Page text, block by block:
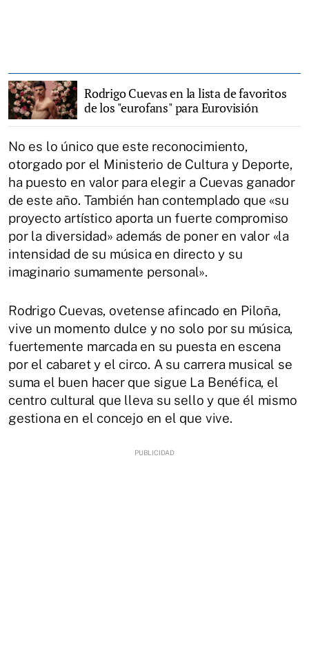
Rodrigo Cuevas en la lista de favoritos
de los "eurofans" para Eurovisión
No es lo único que este reconocimiento,
otorgado por el Ministerio de Cultura y Deporte,
ha puesto en valor para elegir a Cuevas ganador
de este año. También han contemplado que «su
proyecto artístico aporta un fuerte compromiso
por la diversidad» además de poner en valor «la
intensidad de su música en directo y su
imaginario sumamente personal».
Rodrigo Cuevas, ovetense afincado en Piloña,
vive un momento dulce y no solo por su música,
fuertemente marcada en su puesta en escena
por el cabaret y el circo. A su carrera musical se
suma el buen hacer que sigue La Benéfica, el
centro cultural que lleva su sello y que él mismo
gestiona en el concejo en el que vive.